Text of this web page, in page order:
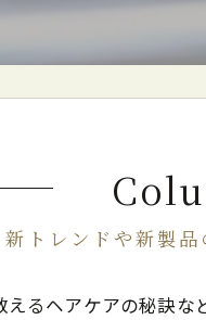
新トレンドや新製
るヘアケアの秘訣